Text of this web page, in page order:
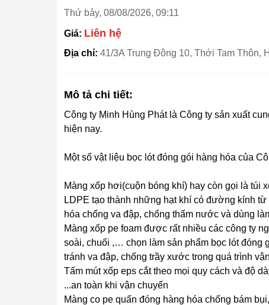
Thứ bảy, 08/08/2026, 09:11
Giá: Liên hệ
Địa chỉ: 41/3A Trung Đông 10, Thới Tam Thôn,
Mô tả chi tiết:
Công ty Minh Hùng Phát là Công ty sản xuất
hiện nay.
Một số vật liệu bọc lót đóng gói hàng hóa của
Màng xốp hơi(cuộn bóng khí) hay còn gọi là túi
LDPE tạo thành những hạt khí có đường kính
hóa chống va đập, chống thấm nước và dùng
Màng xốp pe foam được rất nhiều các công ty
soài, chuối ,… chọn làm sản phẩm bọc lót đóng
tránh va đập, chống trầy xước trong quá trình
Tấm mút xốp eps cắt theo mọi quy cách và độ
...an toàn khi vận chuyển
Màng co pe quấn đóng hàng hóa chống bám